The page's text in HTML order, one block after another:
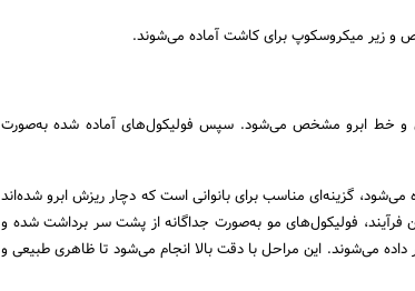
و زیر میکروسکوپ برای کاشت آماده می‌شوند.
و خط ابرو مشخص می‌شود. سپس فولیکول‌های آماده‌ شده به‌صورت
گزینه‌ای مناسب برای بانوانی است که دچار ریزش ابرو شده‌اند
فرآیند، فولیکول‌های مو به‌صورت جداگانه از پشت سر برداشت شده و
داده می‌شوند. این مراحل با دقت بالا انجام می‌شود تا ظاهری طبیعی و